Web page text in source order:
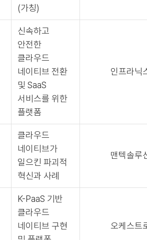
(가칭)
신속하고
안전한
클라우드
네이티브 전환
및 SaaS
서비스를 위한
플랫폼
인프라닉
클라우드
네이티브가
일으킨 파괴적
혁신과 사례
맨텍솔루
K-PaaS 기반
클라우드
네이티브 구현
오케스트